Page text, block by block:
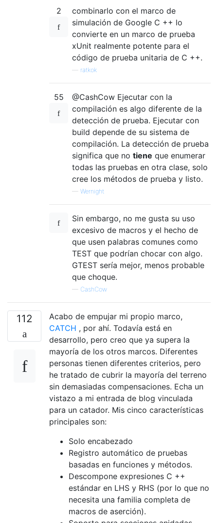
2
combinarlo con el marco de
simulación de Google C ++ lo
convierte en un marco de prueba
xUnit realmente potente para el
código de prueba unitaria de C ++.
ratkok
55
@CashCow Ejecutar con la
compilación es algo diferente de la
detección de prueba. Ejecutar con
build depende de su sistema de
compilación. La detección de prueba
significa que no tiene que enumerar
todas las pruebas en otra clase, solo
cree los métodos de prueba y listo.
— Wernight
Sin embargo, no me gusta su uso
excesivo de macros y el hecho de
que usen palabras comunes como
TEST que podrían chocar con algo.
GTEST sería mejor, menos probable
que choque.
— CashCow
112
Acabo de empujar mi propio marco,
CATCH , por ahí. Todavía está en
desarrollo, pero creo que ya supera la
mayoría de los otros marcos. Diferentes
personas tienen diferentes criterios, pero
he tratado de cubrir la mayoría del terreno
sin demasiadas compensaciones. Echa un
vistazo a mi entrada de blog vinculada
para un catador. Mis cinco características
principales son:
Solo encabezado
Registro automático de pruebas
basadas en funciones y métodos.
Descompone expresiones C ++
estándar en LHS y RHS (por lo que no
necesita una familia completa de
macros de aserción).